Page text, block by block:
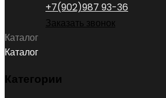
+7(902)987 93-36
Заказать звонок
Каталог
Каталог
Категории